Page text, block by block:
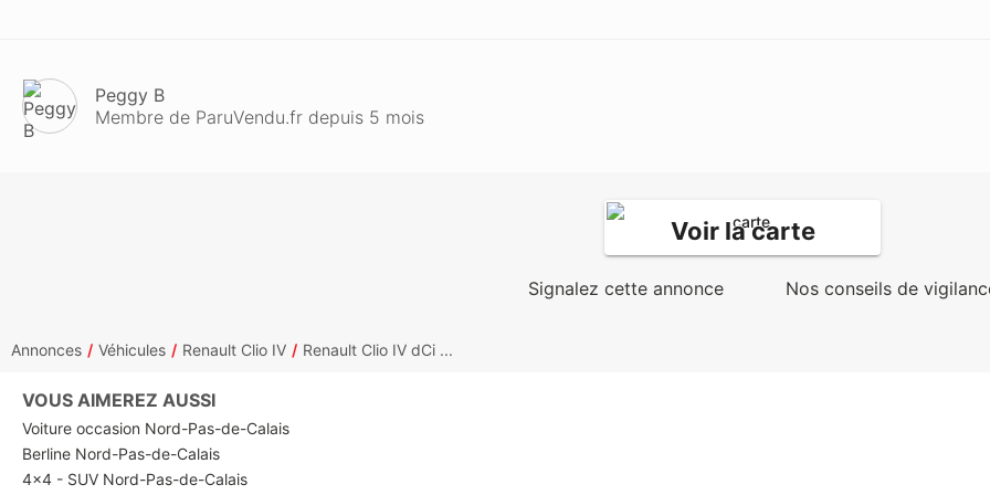
Peggy B
Membre de ParuVendu.fr depuis 5 mois
Voir la carte
Signalez cette annonce Nos conseils de
Annonces Véhicules Renault Clio IV Renault Clio IV dCi ...
VOUS AIMEREZ AUSSI
Voiture occasion Nord-Pas-de-Calais
Berline Nord-Pas-de-Calais
4x4 - SUV Nord-Pas-de-Calais